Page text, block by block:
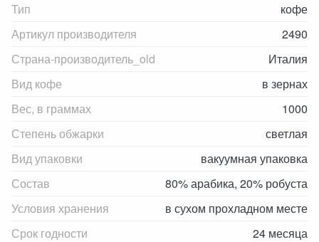
Тип
кофе
Артикул производителя
2490
Страна-производитель_old
Италия
Вид кофе
в зернах
Вес, в граммах
1000
Степень обжарки
светлая
Вид упаковки
вакуумная упаковка
Состав
80% арабика, 20% робуста
Условия хранения
в сухом прохладном месте
Срок годности
24 месяца